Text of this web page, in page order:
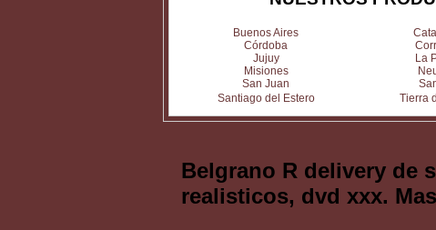
Buenos Aires
Córdoba
Jujuy
La
Misiones
San Juan
Santiago del Estero
Tierra
Belgrano R delivery de
realisticos, dvd xxx.